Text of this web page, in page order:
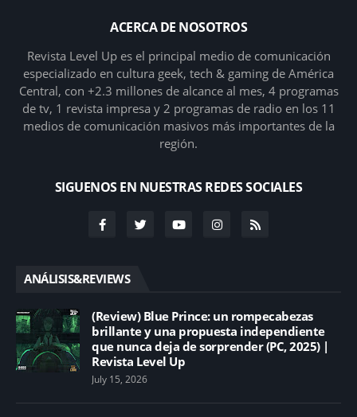
ACERCA DE NOSOTROS
Revista Level Up es el principal medio de comunicación
especializado en cultura geek, tech & gaming de América
Central, con +2.3 millones de alcance al mes, 4 programas
de tv, 1 revista impresa y 2 programas de radio en los 11
medios de comunicación masivos más importantes de la
región.
SIGUENOS EN NUESTRAS REDES SOCIALES
ANÁLISIS&REVIEWS
(Review) Blue Prince: un rompecabezas
brillante y una propuesta independiente
que nunca deja de sorprender (PC, 2025) |
Revista Level Up
July 15, 2026